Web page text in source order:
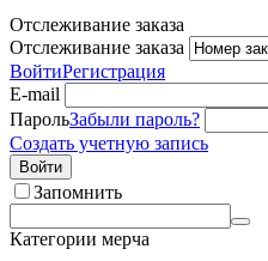
Отслеживание заказа
Отслеживание заказа
ВойтиРегистрация
E-mail
ПарольЗабыли пароль?
Создать учетную запись
Войти
Запомнить
Категории мерча